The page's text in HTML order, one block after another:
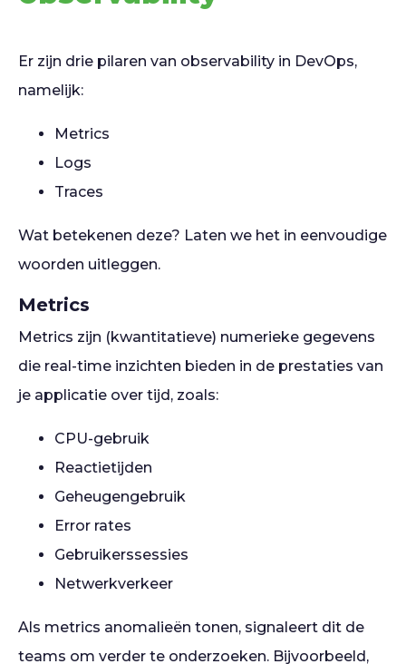
Er zijn drie pilaren van observability in DevOps,
namelijk:
Metrics
Logs
Traces
Wat betekenen deze? Laten we het in eenvoudige
woorden uitleggen.
Metrics
Metrics zijn (kwantitatieve) numerieke gegevens
die real-time inzichten bieden in de prestaties van
je applicatie over tijd, zoals:
CPU-gebruik
Reactietijden
Geheugengebruik
Error rates
Gebruikerssessies
Netwerkverkeer
Als metrics anomalieën tonen, signaleert dit de
teams om verder te onderzoeken. Bijvoorbeeld,